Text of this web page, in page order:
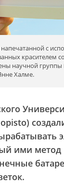
с
красителем
научной
Халме.
ими метод